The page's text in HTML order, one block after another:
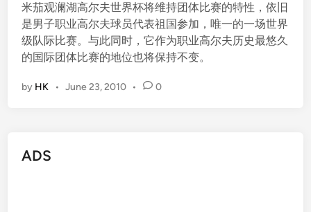
米茄观澜湖高尔夫世界杯将维持团体比赛的特性，依旧
是男子职业高尔夫球员代表祖国参加，唯一的一场世界
级队际比赛。与此同时，它作为职业高尔夫历史最悠久
的国际团体比赛的地位也将保持不变。
by HK • June 23, 2010 • 0
ADS